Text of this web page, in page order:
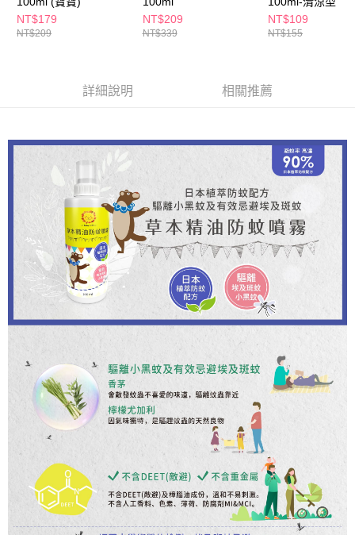
https://aftee.tw/terms/#terms3
３．未成年的使用者請事先徵得法定代理人或監護人之同意方可使用
時審查核予不同之上限額度；若仍有額度不足之情形，本公司將視審查結果
請求用戶進行身份認證。
每筆NT$65，滿NT$490(含以上)免運費
宅配(本島)
付款後寶雅門市自取(由倉庫統一出貨)
NT$179
NT$209
NT$209
NT$339
NT$109
NT$155
詳細說明 相關推薦